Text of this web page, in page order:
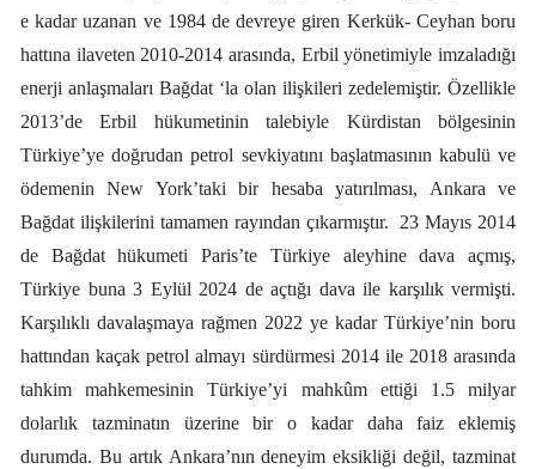
e kadar uzanan ve 1984 de devreye giren Kerkük- Ceyhan boru
hattına ilaveten 2010-2014 arasında, Erbil yönetimiyle imzaladığı
enerji anlaşmaları Bağdat ‘la olan ilişkileri zedelemiştir. Özellikle
2013’de Erbil hükumetinin talebiyle Kürdistan bölgesinin
Türkiye’ye doğrudan petrol sevkiyatını başlatmasının kabulü ve
ödemenin New York’taki bir hesaba yatırılması, Ankara ve
Bağdat ilişkilerini tamamen rayından çıkarmıştır.
23 Mayıs 2014
de Bağdat hükumeti Paris’te Türkiye aleyhine dava açmış,
Türkiye buna 3 Eylül 2024 de açtığı dava ile karşılık vermişti.
Karşılıklı davalaşmaya rağmen 2022 ye kadar Türkiye’nin boru
hattından kaçak petrol almayı sürdürmesi 2014 ile 2018 arasında
tahkim mahkemesinin Türkiye’yi mahkûm ettiği 1.5 milyar
dolarlık tazminatın üzerine bir o kadar daha faiz eklemiş
durumda. Bu artık Ankara’nın deneyim eksikliği değil, tazminat